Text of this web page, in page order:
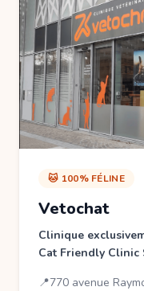
🐱 100% FÉLINE
Vetochat
Clinique
Cat Friendly Clinic
📍770 avenue